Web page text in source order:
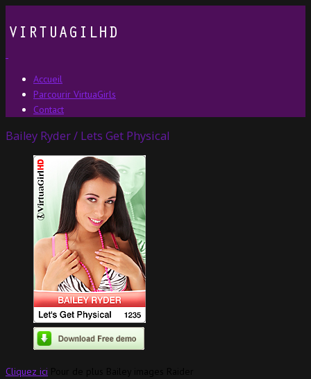
Accueil
Parcourir VirtuaGirls
Contact
Bailey Ryder / Lets Get Physical
Cliquez ici